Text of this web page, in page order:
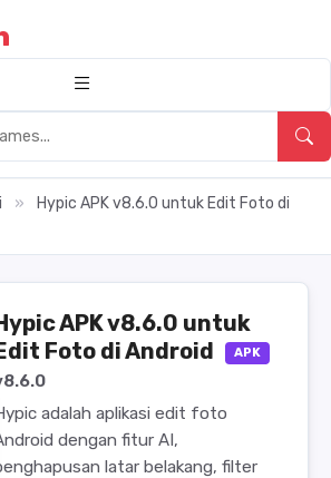
»
Hypic APK v8.6.0 untuk Edit Foto di
APK v8.6.0 untuk
Foto di Android
APK
adalah aplikasi edit foto
dengan fitur AI,
latar belakang, filter